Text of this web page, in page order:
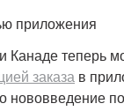
и Канаде теперь
заказа в
нововведение